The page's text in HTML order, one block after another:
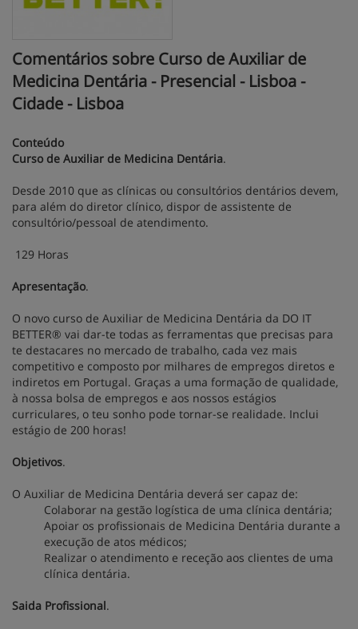
Comentários sobre Curso de Auxiliar de
Medicina Dentária - Presencial - Lisboa -
Cidade - Lisboa
Conteúdo
Curso de Auxiliar de Medicina Dentária.
Desde 2010 que as clínicas ou consultórios dentários devem,
para além do diretor clínico, dispor de assistente de
consultório/pessoal de atendimento.
129 Horas
Apresentação.
O novo curso de Auxiliar de Medicina Dentária da DO IT
BETTER® vai dar-te todas as ferramentas que precisas para
te destacares no mercado de trabalho, cada vez mais
competitivo e composto por milhares de empregos diretos e
indiretos em Portugal. Graças a uma formação de qualidade,
à nossa bolsa de empregos e aos nossos estágios
curriculares, o teu sonho pode tornar-se realidade. Inclui
estágio de 200 horas!
Objetivos.
O Auxiliar de Medicina Dentária deverá ser capaz de:
Colaborar na gestão logística de uma clínica dentária;
Apoiar os profissionais de Medicina Dentária durante a
execução de atos médicos;
Realizar o atendimento e receção aos clientes de uma
clínica dentária.
Saida Profissional.